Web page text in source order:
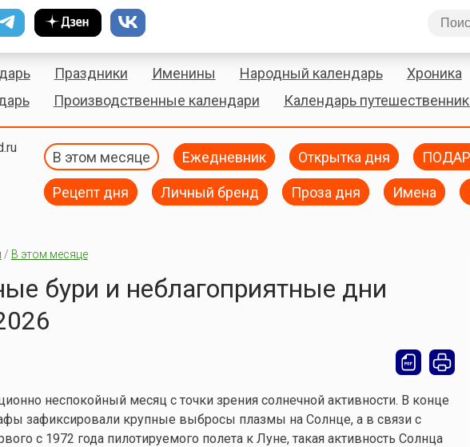
Праздники Именины Народный календарь Хроника
Производственные календари Календарь
В этом месяце Ежедневник Открытка дня
Рецепт дня Личный бренд Проза дня Имена
/ В этом месяце
бури и неблагоприятные дни
неспокойный месяц с точки зрения солнечной активности. В конце
зафиксировали крупные выбросы плазмы на Солнце, а в связи с
с 1972 года пилотируемого полета к Луне, такая активность Солнца